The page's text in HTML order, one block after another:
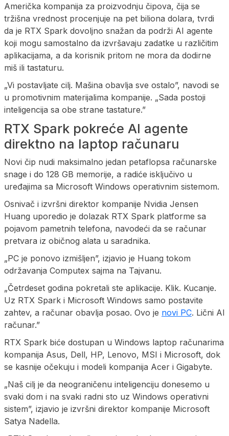
Američka kompanija za proizvodnju čipova, čija se
tržišna vrednost procenjuje na pet biliona dolara, tvrdi
da je RTX Spark dovoljno snažan da podrži AI agente
koji mogu samostalno da izvršavaju zadatke u različitim
aplikacijama, a da korisnik pritom ne mora da dodirne
miš ili tastaturu.
„Vi postavljate cilj. Mašina obavlja sve ostalo”, navodi se
u promotivnim materijalima kompanije. „Sada postoji
inteligencija sa obe strane tastature.”
RTX Spark pokreće AI agente
direktno na laptop računaru
Novi čip nudi maksimalno jedan petaflopsa računarske
snage i do 128 GB memorije, a radiće isključivo u
uređajima sa Microsoft Windows operativnim sistemom.
Osnivač i izvršni direktor kompanije Nvidia Jensen
Huang uporedio je dolazak RTX Spark platforme sa
pojavom pametnih telefona, navodeći da se računar
pretvara iz običnog alata u saradnika.
„PC je ponovo izmišljen”, izjavio je Huang tokom
održavanja Computex sajma na Tajvanu.
„Četrdeset godina pokretali ste aplikacije. Klik. Kucanje.
Uz RTX Spark i Microsoft Windows samo postavite
zahtev, a računar obavlja posao. Ovo je novi PC. Lični AI
računar.”
RTX Spark biće dostupan u Windows laptop računarima
kompanija Asus, Dell, HP, Lenovo, MSI i Microsoft, dok
se kasnije očekuju i modeli kompanija Acer i Gigabyte.
„Naš cilj je da neograničenu inteligenciju donesemo u
svaki dom i na svaki radni sto uz Windows operativni
sistem”, izjavio je izvršni direktor kompanije Microsoft
Satya Nadella.